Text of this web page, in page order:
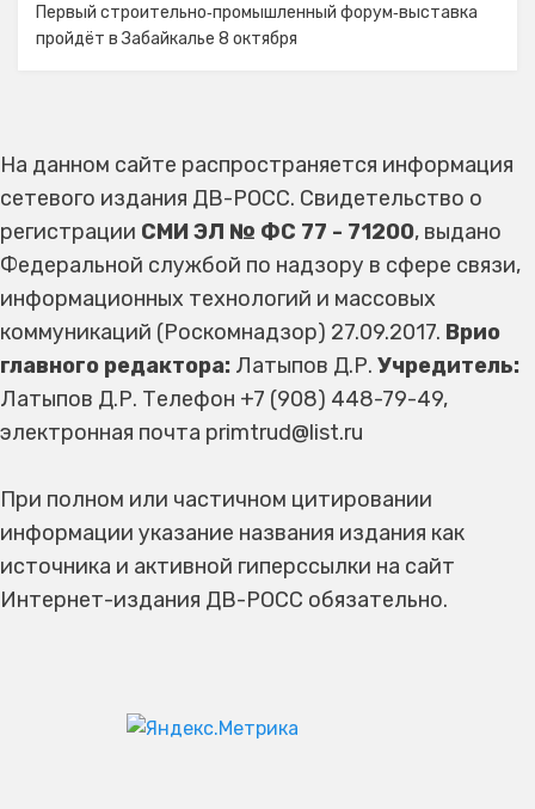
Первый строительно‑промышленный форум‑выставка
пройдёт в Забайкалье 8 октября
На данном сайте распространяется информация
сетевого издания ДВ-РОСС. Свидетельство о
регистрации СМИ ЭЛ № ФС 77 - 71200, выдано
Федеральной службой по надзору в сфере связи,
информационных технологий и массовых
коммуникаций (Роскомнадзор) 27.09.2017. Врио
главного редактора: Латыпов Д.Р. Учредитель:
Латыпов Д.Р. Телефон +7 (908) 448-79-49,
электронная почта primtrud@list.ru
При полном или частичном цитировании
информации указание названия издания как
источника и активной гиперссылки на сайт
Интернет-издания ДВ-РОСС обязательно.